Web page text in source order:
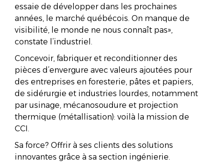
essaie de développer dans les prochaines
années, le marché québécois. On manque de
visibilité, le monde ne nous connaît pas»,
constate l’industriel.
Concevoir, fabriquer et reconditionner des
pièces d’envergure avec valeurs ajoutées pour
des entreprises en foresterie, pâtes et papiers,
de sidérurgie et industries lourdes, notamment
par usinage, mécanosoudure et projection
thermique (métallisation): voilà la mission de
CCI.
Sa force? Offrir à ses clients des solutions
innovantes grâce à sa section ingénierie.